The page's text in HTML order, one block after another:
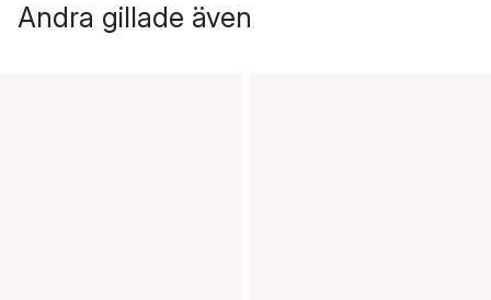
Andra gillade även